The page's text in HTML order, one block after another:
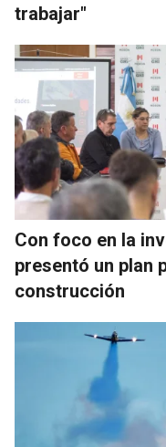
trabajar"
Con foco en la
presentó un plan
construcción